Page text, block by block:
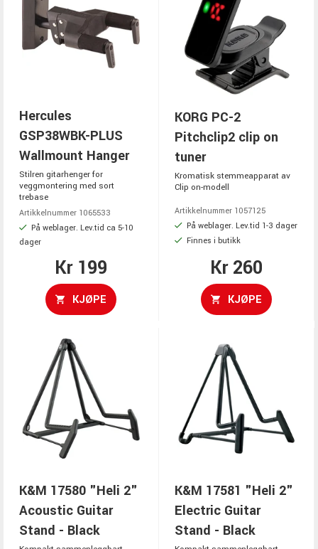
Hercules
GSP38WBK-PLUS
Wallmount Hanger
Stilren gitarhenger for
veggmontering med sort
trebase
Artikkelnummer 1065533
På weblager. Lev.tid ca 5-10
dager
Kr 199
KJØPE
KORG PC-2
Pitchclip2 clip on
tuner
Kromatisk stemmeapparat av
Clip on-modell
Artikkelnummer 1057125
På weblager. Lev.tid 1-3 dager
Finnes i butikk
Kr 260
KJØPE
K&M 17580 "Heli 2"
Acoustic Guitar
Stand - Black
K&M 17581 "Heli 2"
Electric Guitar
Stand - Black